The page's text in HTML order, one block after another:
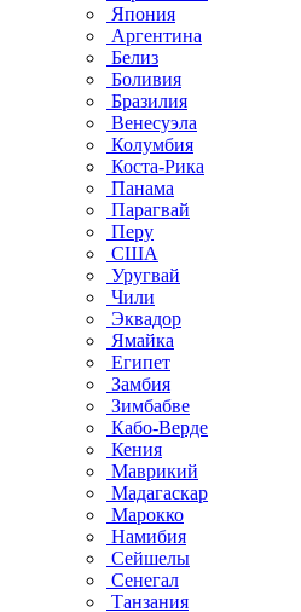
Япония
Аргентина
Белиз
Боливия
Бразилия
Венесуэла
Колумбия
Коста-Рика
Панама
Парагвай
Перу
США
Уругвай
Чили
Эквадор
Ямайка
Египет
Замбия
Зимбабве
Кабо-Верде
Кения
Маврикий
Мадагаскар
Марокко
Намибия
Сейшелы
Сенегал
Танзания